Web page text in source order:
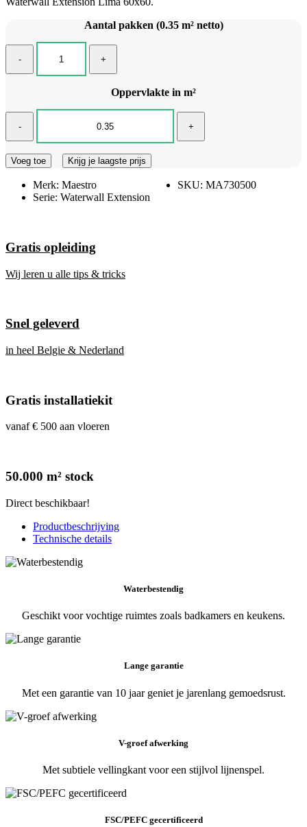
Aantal pakken (0.35 m² netto)
- +
Oppervlakte in m²
- +
Voeg toe Krijg je laagste prijs
Merk: Maestro
Serie: Waterwall Extension
SKU: MA730500
Gratis opleiding
Wij leren u alle tips & tricks
Snel geleverd
in heel Belgie & Nederland
Gratis installatiekit
vanaf € 500 aan vloeren
50.000 m² stock
Direct beschikbaar!
Productbeschrijving
Technische details
Waterbestendig
Geschikt voor vochtige ruimtes zoals badkamers en keukens.
Lange garantie
Met een garantie van 10 jaar geniet je jarenlang gemoedsrust.
V-groef afwerking
Met subtiele vellingkant voor een stijlvol lijnenspel.
FSC/PEFC gecertificeerd